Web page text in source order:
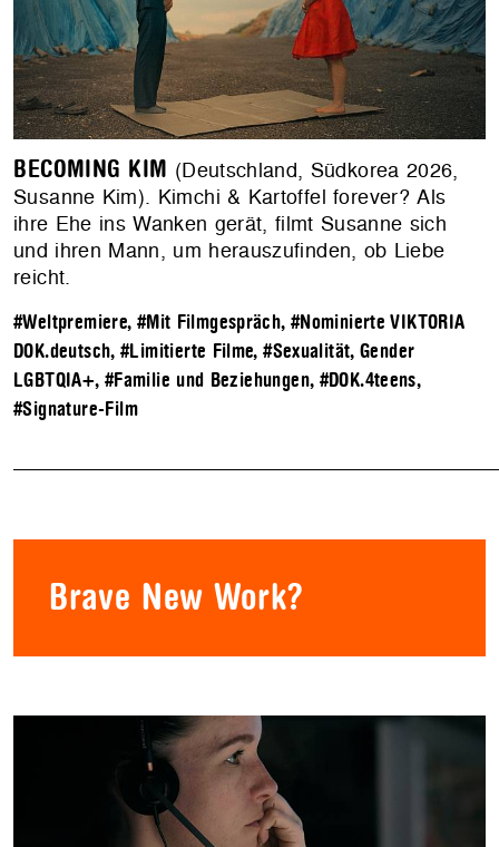
BECOMING KIM (Deutschland, Südkorea 2026,
Susanne Kim). Kimchi & Kartoffel forever? Als
ihre Ehe ins Wanken gerät, filmt Susanne sich
und ihren Mann, um herauszufinden, ob Liebe
reicht.
#Weltpremiere, #Mit Filmgespräch, #Nominierte VIKTORIA
DOK.deutsch,#Limitierte Filme,#Sexualität, Gender
LGBTQIA+, #Familie und Beziehungen, #DOK.4teens,
#Signature-Film
Brave New Work?